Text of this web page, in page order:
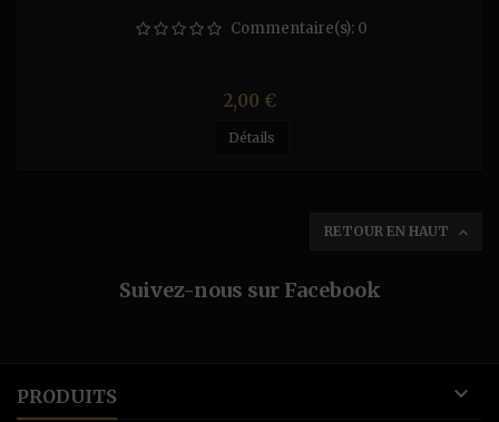
Commentaire(s): 0
Prix
2,00 €
Détails
RETOUR EN HAUT 
Suivez-nous sur Facebook
PRODUITS 